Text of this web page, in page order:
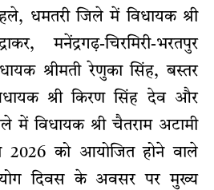
धमतरी जिले में विधायक श्री
मनेंद्रगढ़-चिरमिरी-भरतपुर
श्रीमती रेणुका सिंह, बस्तर
श्री किरण सिंह देव और
में विधायक श्री चैतराम अटामी
2026 को आयोजित होने वाले
योग दिवस के अवसर पर मुख्य